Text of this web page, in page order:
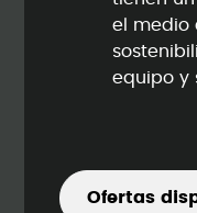
el medio
equipo y
Ofertas